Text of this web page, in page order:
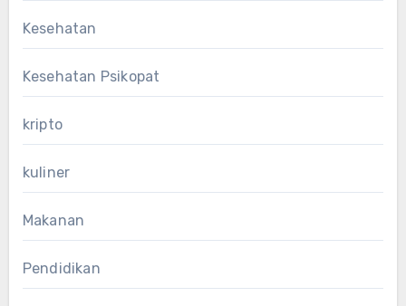
Kesehatan
Kesehatan Psikopat
kripto
kuliner
Makanan
Pendidikan